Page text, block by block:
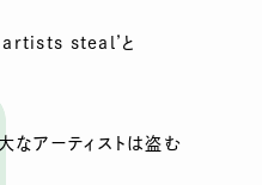
steal’と
なアーティストは盗む